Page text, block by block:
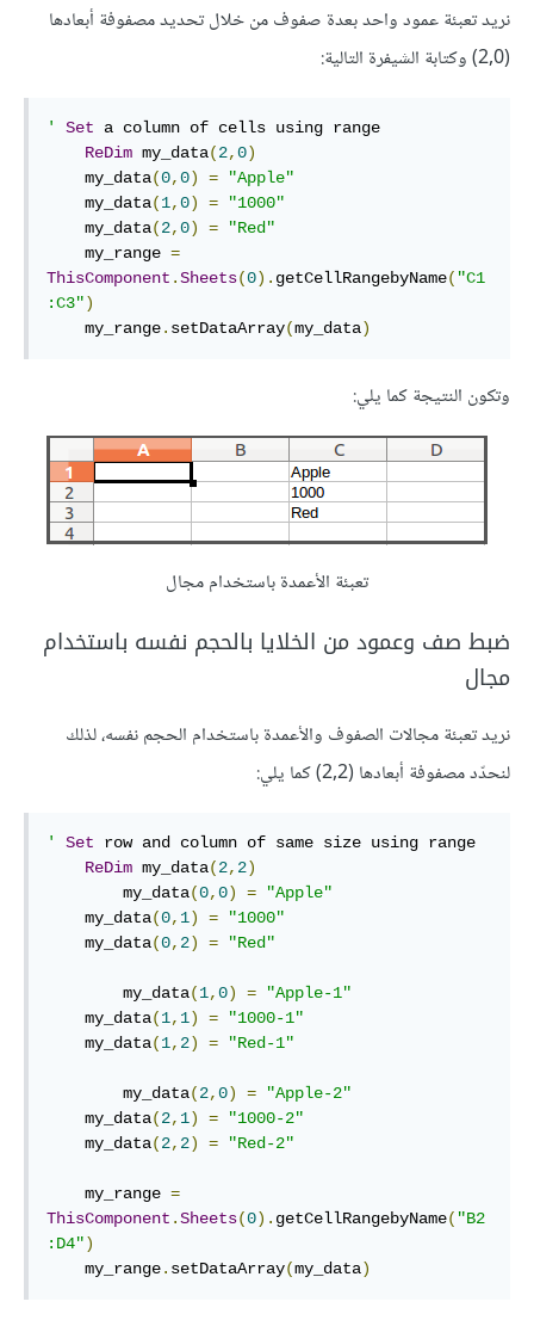
نريد تعبئة عمود واحد بعدة صفوف من خلال تحديد مصفوفة أبعادها
(2,0) وكتابة الشيفرة التالية:
' Set a column of cells using range
ReDim my_data(2,0)
    my_data
(0,0) =
"Apple"
    my_data
(1,0) =
"1000"
    my_data
(2,0) =
"Red"
    my_range
=
ThisComponent .Sheets(0). getCellRangebyName( "C1
:C3")
    my_range
. setDataArray(my_data)
وتكون النتيجة كما يلي:
تعبئة الأعمدة باستخدام مجال
ضبط صف وعمود من الخلايا بالحجم نفسه باستخدام
مجال
نريد تعبئة مجالات الصفوف والأعمدة باستخدام الحجم نفسه، لذلك
لنحدّد مصفوفة أبعادها (2,2) كما يلي:
' Set row and column of same size using range
ReDim my_data(2, 2)
        my_data
(0,0) =
"Apple"
    my_data
(0, 1) =
"1000"
    my_data
(0, 2) = "Red"
        my_data
(1,0) =
"Apple-1"
    my_data
(1, 1) =
"1000-1"
    my_data
(1, 2) = "Red-1"
        my_data
(2,0) =
"Apple-2"
    my_data
(2, 1) =
"1000-2"
    my_data
(2, 2) = "Red-2"
    my_range
=
ThisComponent .Sheets(0). getCellRangebyName( "B2
:D4")
    my_range
. setDataArray(my_data)